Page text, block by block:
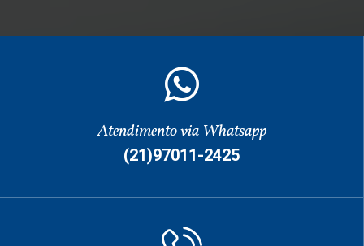
Atendimento via Whatsapp
(21)97011-2425